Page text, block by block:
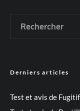
Derniers articles
Test et avis de Fugitif